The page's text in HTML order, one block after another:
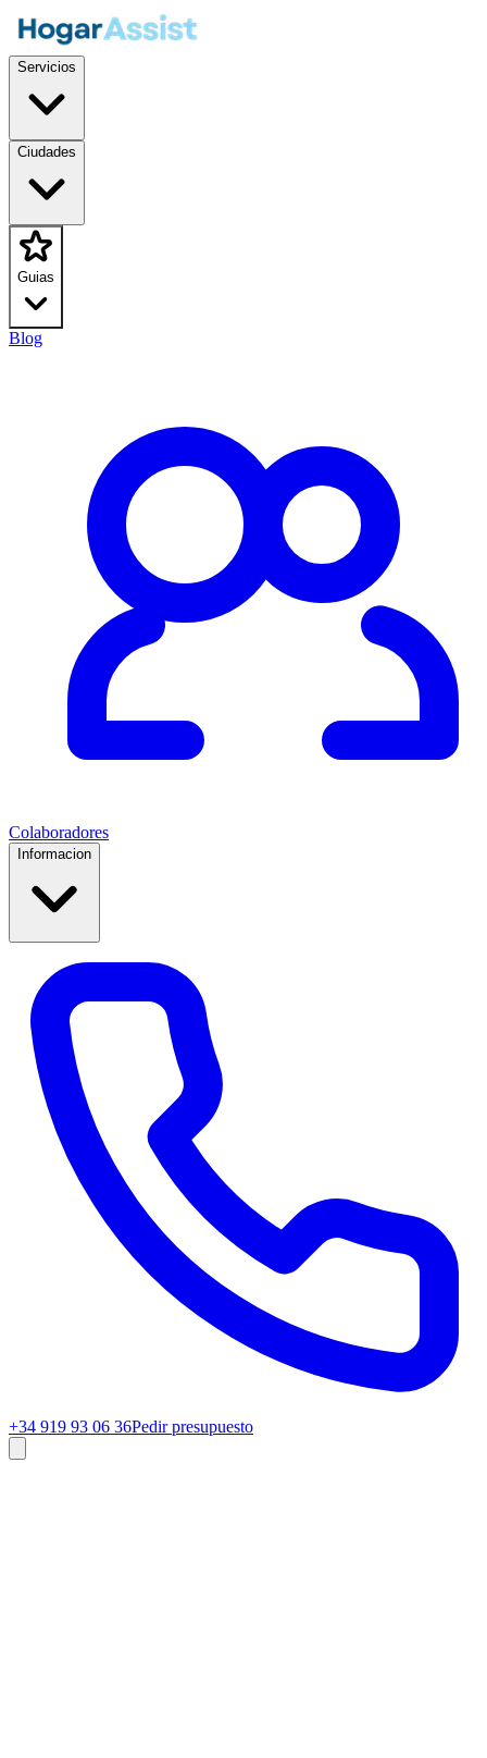
Servicios
Ciudades
Guias
Blog
Colaboradores
Informacion
+34 919 93 06 36Pedir presupuesto